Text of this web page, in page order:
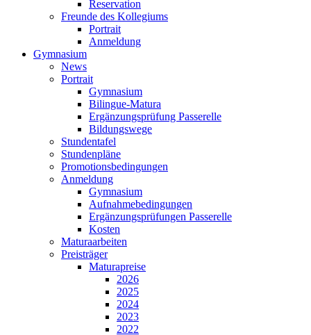
Reservation
Freunde des Kollegiums
Portrait
Anmeldung
Gymnasium
News
Portrait
Gymnasium
Bilingue-Matura
Ergänzungsprüfung Passerelle
Bildungswege
Stundentafel
Stundenpläne
Promotionsbedingungen
Anmeldung
Gymnasium
Aufnahmebedingungen
Ergänzungsprüfungen Passerelle
Kosten
Maturaarbeiten
Preisträger
Maturapreise
2026
2025
2024
2023
2022